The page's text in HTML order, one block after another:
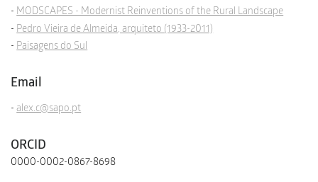
MODSCAPES - Modernist Reinventions of the Rural Landscape
Pedro Vieira de Almeida, arquiteto (1933-2011)
Paisagens do Sul
Email
alex.c@sapo.pt
ORCID
0000-0002-0867-8698